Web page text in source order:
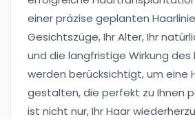
einer präzise geplanten
Gesichtszüge, Ihr Alter, Ihr
und die langfristige Wirkung des
werden berücksichtigt, um eine
gestalten, die perfekt zu Ihnen
ist nicht nur, Ihr Haar